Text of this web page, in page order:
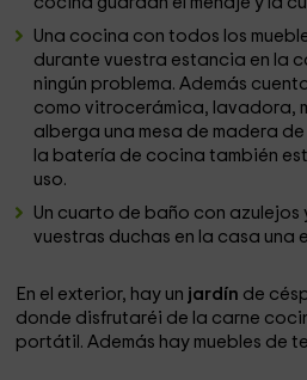
Una cocina con todos los
durante vuestra estancia en la
ningún problema. Además
como vitrocerámica, lavadora,
alberga una mesa de madera
la batería de cocina también
uso.
Un cuarto de baño con azulejos
vuestras duchas en la casa una
En el exterior, hay un jardín de
donde disfrutaréi de la carne
portátil. Además hay muebles de